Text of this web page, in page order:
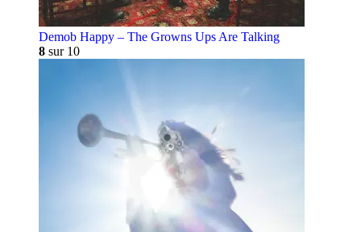
Demob Happy – The Growns Ups Are Talking
8 sur 10